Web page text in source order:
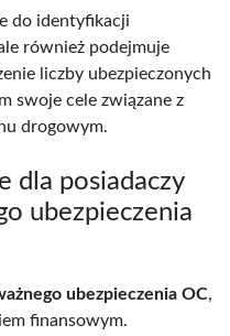
do identyfikacji
również podejmuje
liczby ubezpieczonych
swoje cele związane z
drogowym.
dla posiadaczy
ubezpieczenia
ubezpieczenia OC,
finansowym.